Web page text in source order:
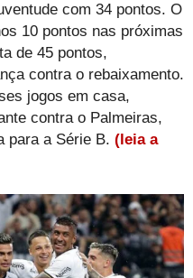
com 34 pontos. O
10 pontos nas próximas
de 45 pontos,
contra o rebaixamento.
jogos em casa,
contra o Palmeiras,
para a Série B. (leia a